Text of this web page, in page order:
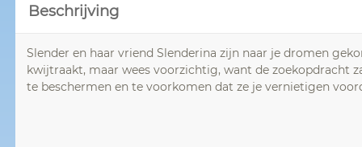
Beschrijving
Slender en haar vriend Slenderina zijn naar je dromen
kwijtraakt, maar wees voorzichtig, want de zoekopdracht
te beschermen en te voorkomen dat ze je vernietigen